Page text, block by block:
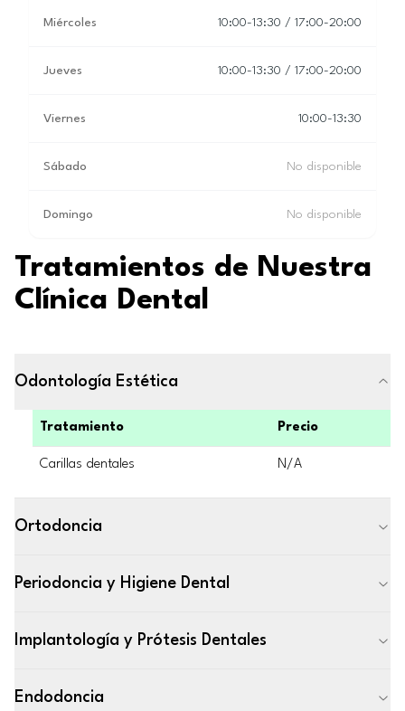
Miércoles 10:00-13:30 / 17:00-20:00
Jueves 10:00-13:30 / 17:00-20:00
Viernes 10:00-13:30
Sábado No disponible
Domingo No disponible
Tratamientos de Nuestra
Clínica Dental
Odontología Estética
Tratamiento Precio
Carillas dentales N/A
Ortodoncia
Periodoncia y Higiene Dental
Implantología y Prótesis Dentales
Endodoncia